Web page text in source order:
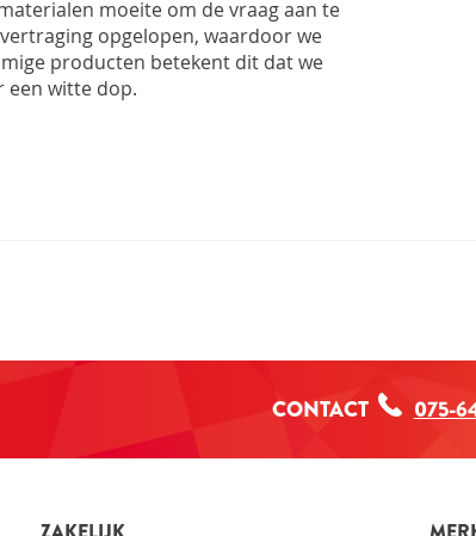
INLOGGEN
moeite om de vraag aan te
opgelopen, waardoor we
producten betekent dit dat we
een witte dop.
CONTACT 075-